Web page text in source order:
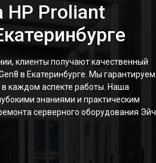
HP Proliant
клиенты получают качественный
в Екатеринбурге. Мы гарантируем
каждом аспекте работы. Наша
знаниями и практическим
серверного оборудования Эйч